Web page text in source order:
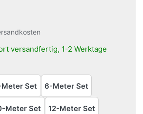
versandfertig, 1-2 Werktage
Set 6-Meter Set
Meter Set 12-Meter Set